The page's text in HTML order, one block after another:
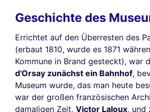
Geschichte des
Errichtet auf den Überresten des
(erbaut 1810, wurde es 1871
Kommune in Brand gesteckt), war
d'Orsay zunächst ein Bahnhof,
Museum wurde, das man heute
war der großen französischen
damaligen Zeit, Victor Laloux, und